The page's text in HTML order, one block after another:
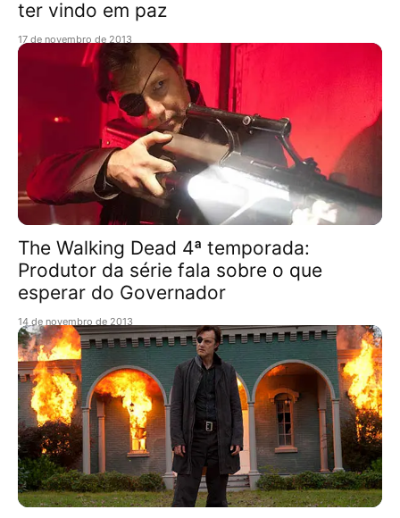
ter vindo em paz
17 de novembro de 2013
The Walking Dead 4ª temporada:
Produtor da série fala sobre o que
esperar do Governador
14 de novembro de 2013